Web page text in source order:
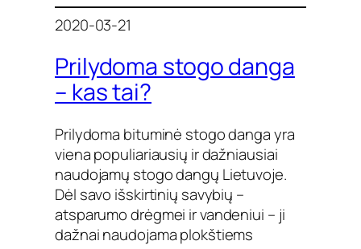
2020-03-21
Prilydoma stogo danga
– kas tai?
Prilydoma bituminė stogo danga yra
viena populiariausių ir dažniausiai
naudojamų stogo dangų Lietuvoje.
Dėl savo išskirtinių savybių –
atsparumo drėgmei ir vandeniui – ji
dažnai naudojama plokštiems